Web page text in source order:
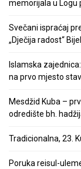
memorijala u Logu
Svečani ispraćaj
„Dječija radost“
Islamska
na prvo mjesto
Mesdžid Kuba –
odredište bh.
Tradicionalna, 23.
Poruka reisul-